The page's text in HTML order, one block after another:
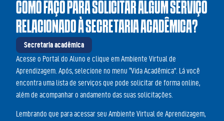
COMO FAÇO PARA SOLICITAR ALGUM SERVIÇO
RELACIONADO À SECRETARIA ACADÊMICA?
Secretaria acadêmica
Acesse o Portal do Aluno e clique em Ambiente Virtual de
Aprendizagem. Após, selecione no menu “Vida Acadêmica”. Lá você
encontra uma lista de serviços que pode solicitar de forma online,
além de acompanhar o andamento das suas solicitações.
Lembrando que para acessar seu Ambiente Virtual de Aprendizagem,